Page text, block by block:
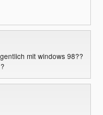
mit windows 98??